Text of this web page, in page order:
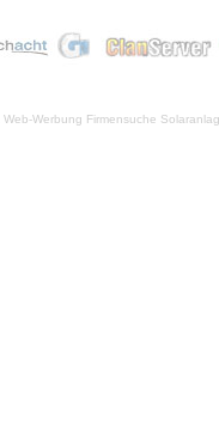
Web-Werbung Firmensuche